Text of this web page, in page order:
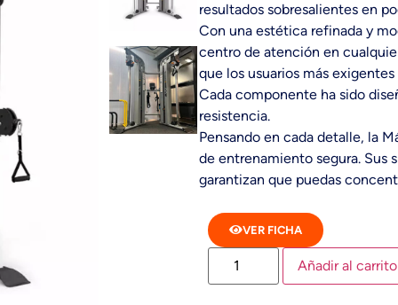
resultados sobresalientes en
Con una estética refinada y
centro de atención en
que los usuarios más exigentes
Cada componente ha sido
resistencia.
Pensando en cada detalle, la
de entrenamiento segura. Sus
garantizan que puedas
VER FICHA
Añadir al carrito